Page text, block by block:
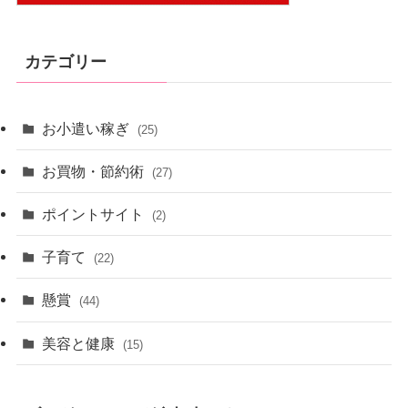
カテゴリー
お小遣い稼ぎ (25)
お買物・節約術 (27)
ポイントサイト (2)
子育て (22)
懸賞 (44)
美容と健康 (15)